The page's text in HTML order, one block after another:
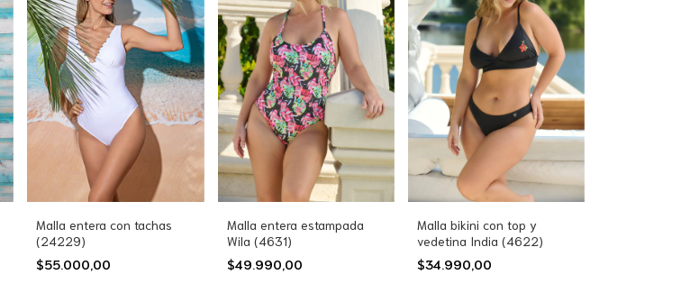
Malla entera con tachas
(24229)
$55.000,00
Malla entera estampada
Wila (4631)
$49.990,00
Malla bikini con top y
vedetina India (4622)
$34.990,00